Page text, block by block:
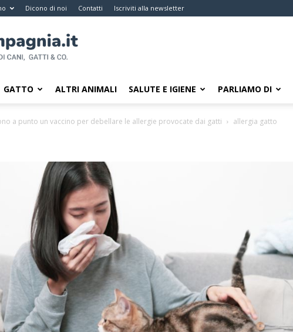
Dicono di noi Contatti Iscriviti alla newsletter
GATTO ALTRI ANIMALI SALUTE E IGIENE PARLIAMO DI
a punto un vaccino per debellare le allergie provocate dai gatti allergia gatto